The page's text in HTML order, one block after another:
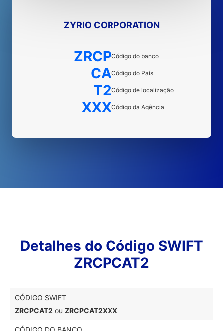
ZYRIO CORPORATION
ZRCPCódigo do banco
CACódigo do País
T2Código de localização
XXXCódigo da Agência
Detalhes do Código SWIFT
ZRCPCAT2
CÓDIGO SWIFT
ZRCPCAT2 ou ZRCPCAT2XXX
CÓDIGO DO BANCO